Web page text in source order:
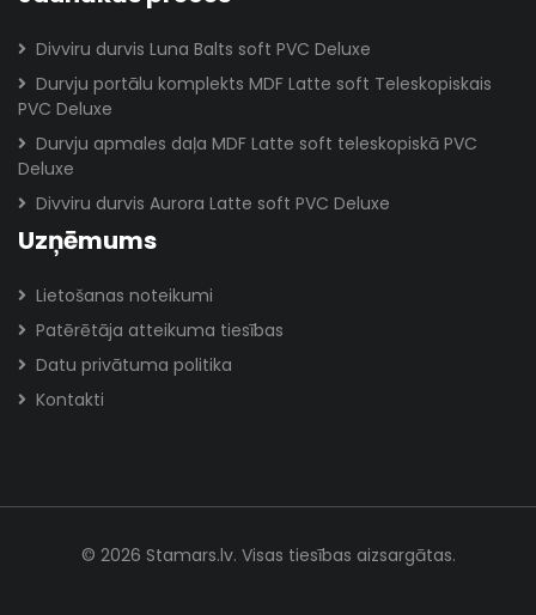
Divviru durvis Luna Balts soft PVC Deluxe
Durvju portālu komplekts MDF Latte soft Teleskopiskais
PVC Deluxe
Durvju apmales daļa MDF Latte soft teleskopiskā PVC
Deluxe
Divviru durvis Aurora Latte soft PVC Deluxe
Uzņēmums
Lietošanas noteikumi
Patērētāja atteikuma tiesības
Datu privātuma politika
Kontakti
© 2026 Stamars.lv. Visas tiesības aizsargātas.